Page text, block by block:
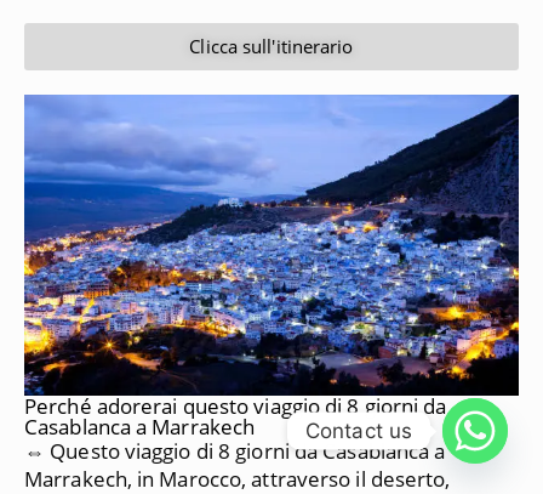
Clicca sull'itinerario
Perché adorerai questo viaggio di 8 giorni da
Casablanca a Marrakech
⇔ Questo viaggio di 8 giorni da Casablanca a
Marrakech, in Marocco, attraverso il deserto,
Contact us